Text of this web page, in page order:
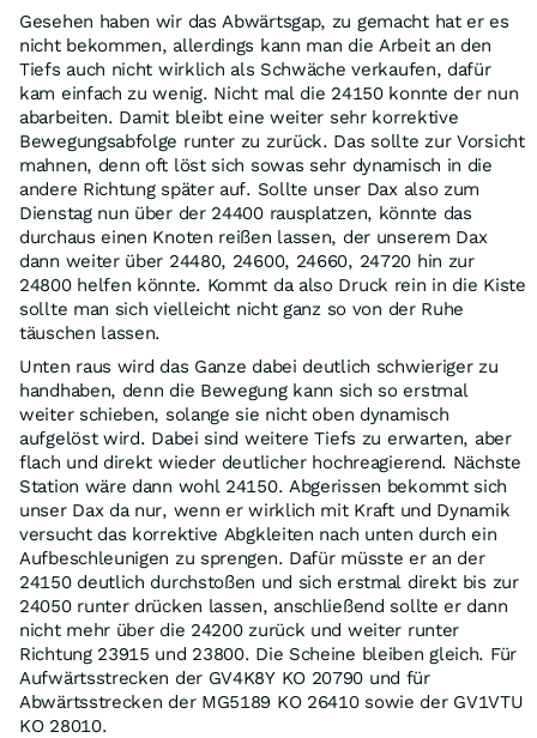
Gesehen haben wir das Abwärtsgap, zu gemacht hat er es
nicht bekommen, allerdings kann man die Arbeit an den
Tiefs auch nicht wirklich als Schwäche verkaufen, dafür
kam einfach zu wenig. Nicht mal die 24150 konnte der nun
abarbeiten. Damit bleibt eine weiter sehr korrektive
Bewegungsabfolge runter zu zurück. Das sollte zur Vorsicht
mahnen, denn oft löst sich sowas sehr dynamisch in die
andere Richtung später auf. Sollte unser Dax also zum
Dienstag nun über der 24400 rausplatzen, könnte das
durchaus einen Knoten reißen lassen, der unserem Dax
dann weiter über 24480, 24600, 24660, 24720 hin zur
24800 helfen könnte. Kommt da also Druck rein in die Kiste
sollte man sich vielleicht nicht ganz so von der Ruhe
täuschen lassen.
Unten raus wird das Ganze dabei deutlich schwieriger zu
handhaben, denn die Bewegung kann sich so erstmal
weiter schieben, solange sie nicht oben dynamisch
aufgelöst wird. Dabei sind weitere Tiefs zu erwarten, aber
flach und direkt wieder deutlicher hochreagierend. Nächste
Station wäre dann wohl 24150. Abgerissen bekommt sich
unser Dax da nur, wenn er wirklich mit Kraft und Dynamik
versucht das korrektive Abgkleiten nach unten durch ein
Aufbeschleunigen zu sprengen. Dafür müsste er an der
24150 deutlich durchstoßen und sich erstmal direkt bis zur
24050 runter drücken lassen, anschließend sollte er dann
nicht mehr über die 24200 zurück und weiter runter
Richtung 23915 und 23800. Die Scheine bleiben gleich. Für
Aufwärtsstrecken der GV4K8Y KO 20790 und für
Abwärtsstrecken der MG5189 KO 26410 sowie der GV1VTU
KO 28010.